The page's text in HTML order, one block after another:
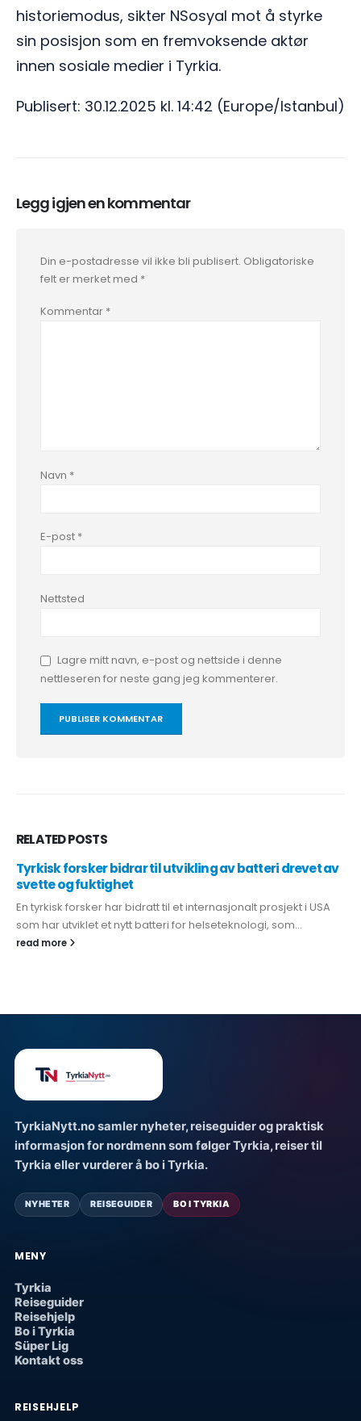
historiemodus, sikter NSosyal mot å styrke
sin posisjon som en fremvoksende aktør
innen sosiale medier i Tyrkia.
Publisert: 30.12.2025 kl. 14:42 (Europe/Istanbul)
Legg igjen en kommentar
Din e-postadresse vil ikke bli publisert. Obligatoriske
felt er merket med *
Kommentar *
Navn *
E-post *
Nettsted
Lagre mitt navn, e-post og nettside i denne
nettleseren for neste gang jeg kommenterer.
RELATEDPOSTS
Tyrkisk forsker bidrar til utvikling av batteri drevet av
svette og fuktighet
En tyrkisk forsker har bidratt til et internasjonalt prosjekt i USA
som har utviklet et nytt batteri for helseteknologi, som...
read more
TyrkiaNytt.no samler nyheter, reiseguider og praktisk
informasjon for nordmenn som følger Tyrkia, reiser til
Tyrkia eller vurderer å bo i Tyrkia.
NYHETER REISEGUIDER BO I TYRKIA
MENY
Tyrkia
Reiseguider
Reisehjelp
Bo i Tyrkia
Süper Lig
Kontakt oss
REISEHJELP